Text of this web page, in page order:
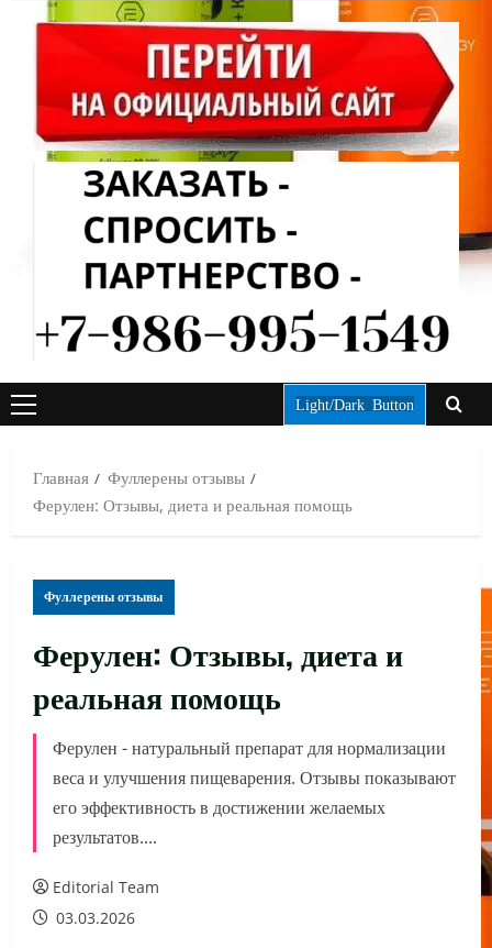
ОСНОВНОЕ
Light/Dark Button
Главная
Фуллерены отзывы
Ферулен: Отзывы, диета и реальная помощь
Фуллерены отзывы
Ферулен: Отзывы, диета и
реальная помощь
Ферулен - натуральный препарат для нормализации
веса и улучшения пищеварения. Отзывы показывают
его эффективность в достижении желаемых
результатов....
Editorial Team
03.03.2026